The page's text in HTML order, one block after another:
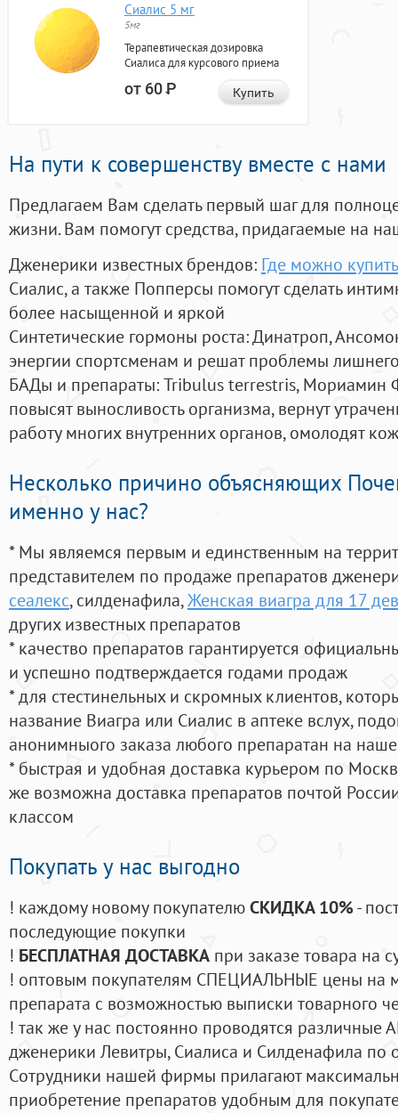
Сиалис 5 мг
5мг
Терапевтическая дозировка
Сиалиса для курсового приема
от 60Р Купить
На пути к совершенству вместе с нами
Предлагаем Вам сделать первый шаг для
жизни. Вам помогут средства, придагаемые на
Дженерики известных брендов: Где можно
Сиалис, а также Попперсы помогут сделать
более насыщенной и яркой
Синтетические гормоны роста: Динатроп,
энергии спортсменам и решат проблемы
БАДы и препараты:Tribulus terrestris, Мориамин
повысят выносливость организма, вернут
работу многих внутренних органов, омолодят
Несколько причино объясняющих
именно у нас?
* Мы являемся первым и единственным на
представителем по продаже препаратов
сеалекс, силденафила,Женская виагра для 17
других известных препаратов
* качество препаратов гарантируется
и успешно подтверждается годами продаж
* для стестинельных и скромных клиентов,
название Виагра или Сиалис в аптеке вслух,
анонимныого заказа любого препаратан на
* быстрая и удобная доставка курьером по
же возможна доставка препаратов почтой
классом
Покупать у нас выгодно
! каждому новому покупателюСКИДКА 10%-
последующие покупки
! БЕСПЛАТНАЯ ДОСТАВКА при заказе товара на
! оптовым покупателям СПЕЦИАЛЬНЫЕ цены на
препарата с возможностью выписки товарного
! так же у нас постоянно проводятся
дженерики Левитры, Сиалиса и Силденафила по
Cотрудники нашей фирмы прилагают
приобретение препаратов удобным для